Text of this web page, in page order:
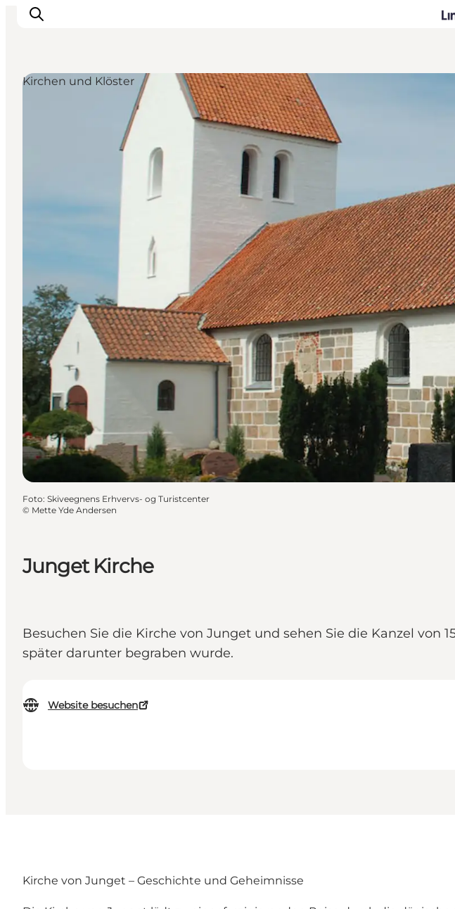
Junget Kirche
Besuchen Sie die Kirche von Junget und sehen Sie die Kanzel von
später darunter begraben wurde.
Website besuchen
Kirchen und Klöster
Foto: Skiveegnens Erhvervs- og Turistcenter
© Mette Yde Andersen
Kirche von Junget – Geschichte und Geheimnisse